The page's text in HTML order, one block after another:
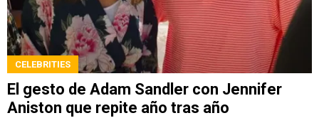
CELEBRITIES
El gesto de Adam Sandler con Jennifer
Aniston que repite año tras año